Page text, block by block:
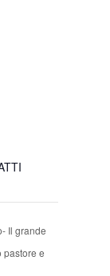
Il grande
pastore e